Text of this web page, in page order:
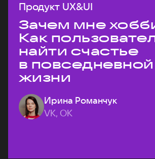
Продукт UX&UI
Зачем мне
Как
найти счастье
в повседневной
жизни
Ирина Романчук
VK, ОК